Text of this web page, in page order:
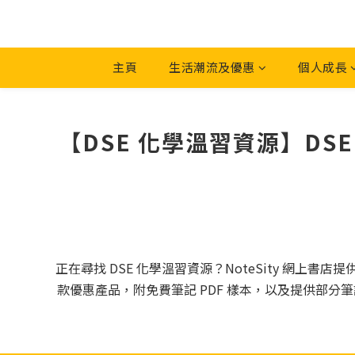
主頁 生活潮流及優惠 個人成長
【DSE 化學溫習資源】
正在尋找 DSE 化學溫習資源？NoteSity 網上書店
款優惠產品，附免費筆記 PDF 樣本，以及提供部分